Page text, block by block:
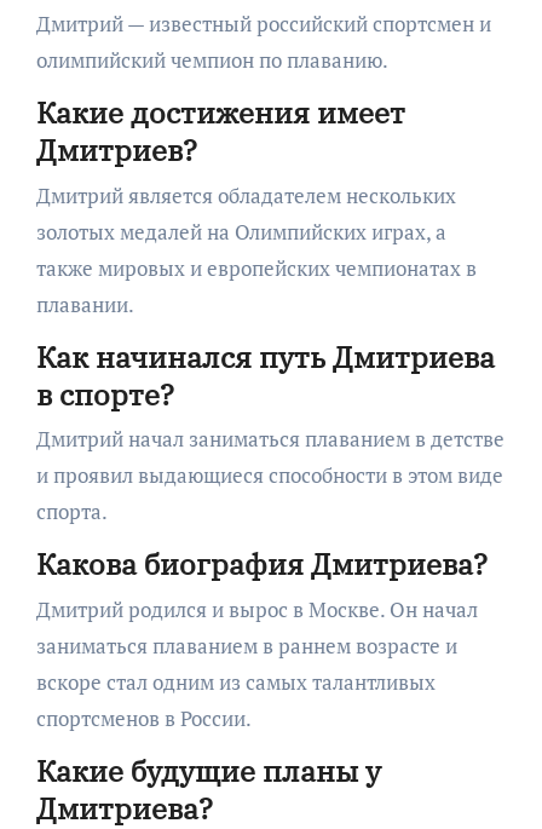
Дмитрий — известный российский спортсмен и
олимпийский чемпион по плаванию.
Какие достижения имеет
Дмитриев?
Дмитрий является обладателем нескольких
золотых медалей на Олимпийских играх, а
также мировых и европейских чемпионатах в
плавании.
Как начинался путь Дмитриева
в спорте?
Дмитрий начал заниматься плаванием в детстве
и проявил выдающиеся способности в этом виде
спорта.
Какова биография Дмитриева?
Дмитрий родился и вырос в Москве. Он начал
заниматься плаванием в раннем возрасте и
вскоре стал одним из самых талантливых
спортсменов в России.
Какие будущие планы у
Дмитриева?